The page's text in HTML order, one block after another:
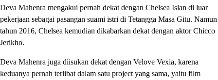
Deva Mahenra mengakui pernah dekat dengan Chelsea Islan di luar
pekerjaan sebagai pasangan suami istri di Tetangga Masa Gitu. Namun
tahun 2016, Chelsea kemudian dikabarkan dekat dengan aktor Chicco
Jerikho.
Deva Mahenra juga diisukan dekat dengan Velove Vexia, karena
keduanya pernah terlibat dalam satu project yang sama, yaitu film